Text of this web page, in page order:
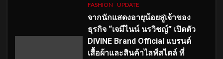
FASHION UPDATE
จากนักแสดงอายุน้อยสู่เจ้าของ
ธุรกิจ “เจมีไนน์ นรวิชญ์” เปิดตัว
DIVINE Brand Official แบรนด์
เสื้อผ้าและสินค้าไลฟ์สไตล์ ที่